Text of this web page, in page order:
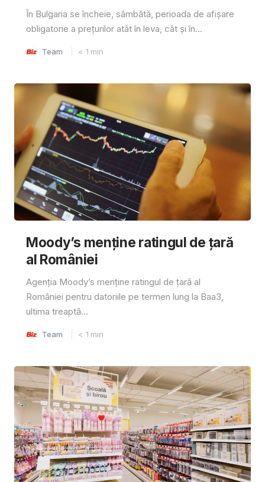
În Bulgaria se încheie, sâmbătă, perioada de afișare
obligatorie a prețurilor atât în ​​leva, cât și în...
Team < 1 min
Moody’s menține ratingul de țară
al României
Agenția Moody’s menține ratingul de țară al
României pentru datoriile pe termen lung la Baa3,
ultima treaptă...
Team < 1 min